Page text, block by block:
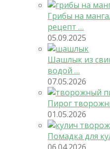
Грибы на
рецепт …
05.09.2025
Шашлык из
водой …
07.05.2026
Пирог
01.05.2026
Помадка для